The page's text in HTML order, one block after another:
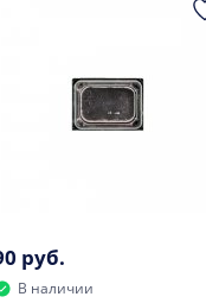
руб.
В наличии